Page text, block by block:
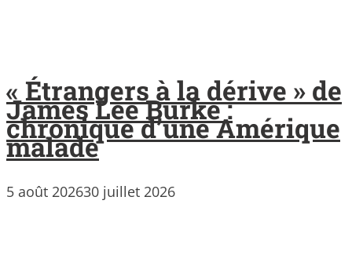
« Étrangers à la dérive » de
James Lee Burke :
chronique d’une Amérique
malade
5 août 202630 juillet 2026